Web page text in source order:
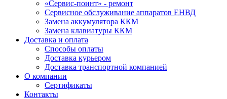
«Сервис-поинт» - ремонт
Сервисное обслуживание аппаратов ЕНВД
Замена аккумулятора ККМ
Замена клавиатуры ККМ
Доставка и оплата
Способы оплаты
Доставка курьером
Доставка транспортной компанией
О компании
Сертификаты
Контакты